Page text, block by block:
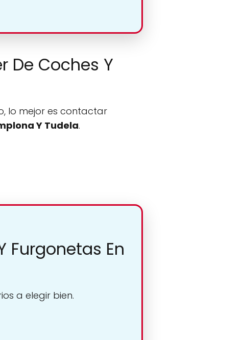
De Coches Y
lo mejor es contactar
Y Tudela.
Furgonetas En
a elegir bien.